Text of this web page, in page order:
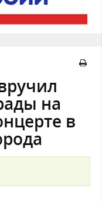
на
в